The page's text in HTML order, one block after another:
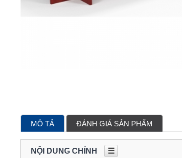
MÔ TẢ ĐÁNH GIÁ SẢN PHẨM
NỘI DUNG CHÍNH ☰